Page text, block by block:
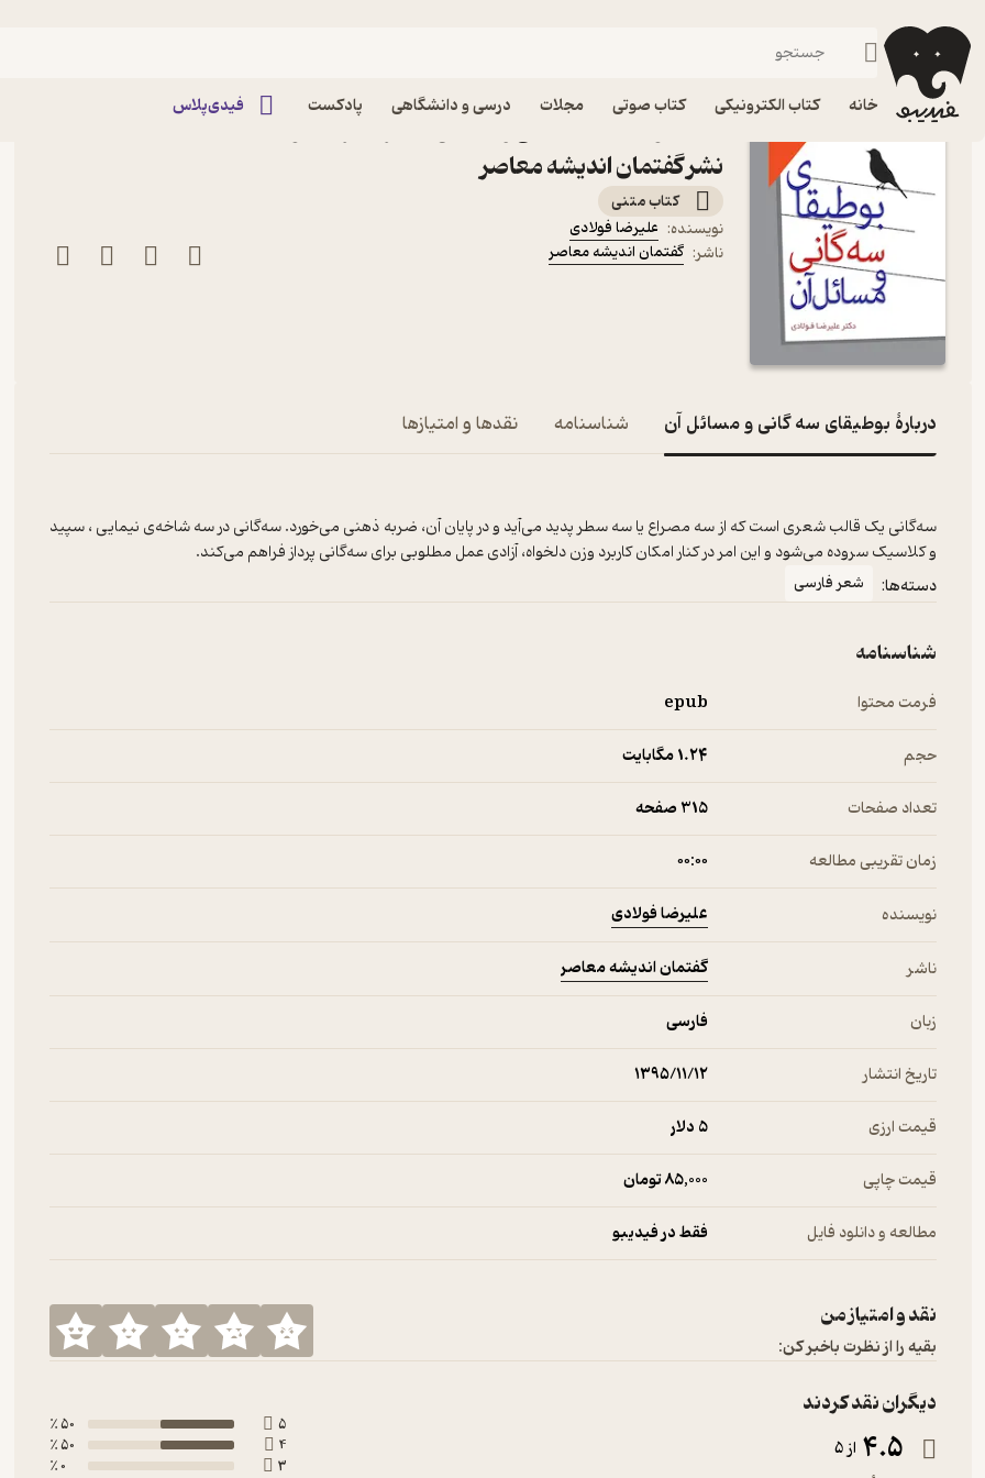
خانه کتاب الکترونیکی کتاب صوتی مجلات درسی و دانشگاهی پادکست فیدی‌پلاس
فیدیبو کتاب الکترونیکی
نشر گفتمان اندیشه‌ معاصر
کتاب متنی
نویسنده: علیرضا فولادی
ناشر: گفتمان اندیشه‌ معاصر
دربارۀ بوطیقای سه گانی و مسائل آن شناسنامه نقدها و امتیازها
سه‌گانی یک قالب شعری است که از سه مصراع یا سه سطر پدید می‌آید و در پایان آن، ضربه ذهنی می‌خورد. سه‌گانی در سه شاخه‌ی نیمایی ، سپید
و کلاسیک سروده می‌شود و این امر در کنار امکان کاربرد وزن دلخواه، آزادی عمل مطلوبی برای سه‌گانی پرداز فراهم می‌کند.
دسته‌ها: شعر فارسی
شناسنامه
فرمت محتوا epub
حجم 1.۲۴ مگابایت
تعداد صفحات 315 صفحه
زمان تقریبی مطالعه ۰۰:۰۰
نویسنده علیرضا فولادی
ناشر گفتمان اندیشه‌ معاصر
زبان فارسی
تاریخ انتشار ۱۳۹۵/۱۱/۱۲
قیمت ارزی 5 دلار
قیمت چاپی 85,000 تومان
مطالعه و دانلود فایل فقط در فیدیبو
نقد و امتیاز من
بقیه را از نظرت باخبر کن:
دیگران نقد کردند
4.5 از 5
5
50 ٪
4
50 ٪
3
0 ٪